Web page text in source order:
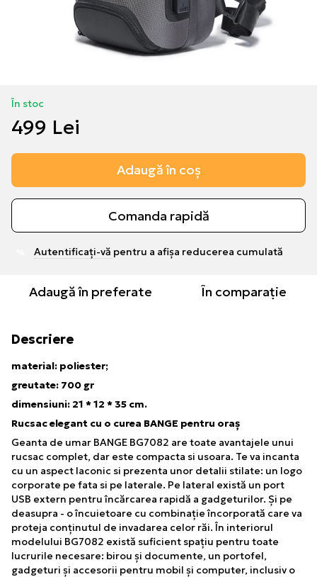
În stoc
499 Lei
Adaugă în coș
Comanda rapidă
Autentificați-vă pentru a afișa reducerea cumulată
Adaugă în preferate În comparație
Descriere
material: poliester;
greutate: 700 gr
dimensiuni: 21 * 12 * 35 cm.
Rucsac elegant cu o curea BANGE pentru oraș
Geanta de umar BANGE BG7082 are toate avantajele unui
rucsac complet, dar este compacta si usoara. Te va incanta
cu un aspect laconic si prezenta unor detalii stilate: un logo
corporate pe fata si pe laterale. Pe lateral există un port
USB extern pentru încărcarea rapidă a gadgeturilor. Și pe
deasupra - o încuietoare cu combinație încorporată care va
proteja conținutul de invadarea celor răi. În interiorul
modelului BG7082 există suficient spațiu pentru toate
lucrurile necesare: birou și documente, un portofel,
gadgeturi și accesorii pentru mobil și computer, inclusiv o